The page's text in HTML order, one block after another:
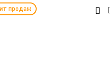
продаж